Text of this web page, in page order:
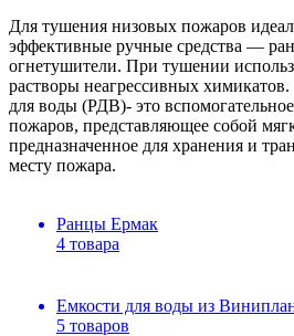
Для тушения низовых пожаров
эффективные ручные средства —
огнетушители. При тушении
растворы неагрессивных
для воды (РДВ)- это
пожаров, представляющее собой
предназначенное для хранения и
месту пожара.
Ранцы Ермак
4 товара
Емкости для воды из
5 товаров